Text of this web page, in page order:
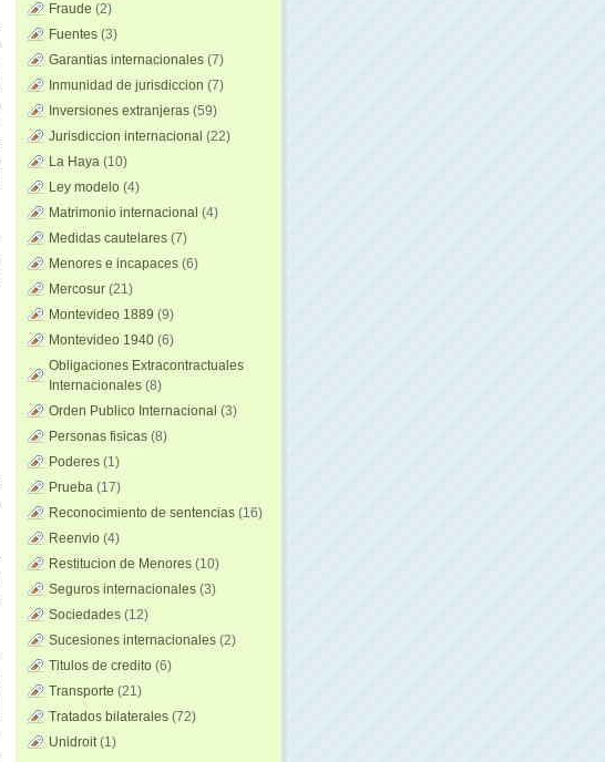
Fraude (2)
Fuentes (3)
Garantias internacionales (7)
Inmunidad de jurisdiccion (7)
Inversiones extranjeras (59)
Jurisdiccion internacional (22)
La Haya (10)
Ley modelo (4)
Matrimonio internacional (4)
Medidas cautelares (7)
Menores e incapaces (6)
Mercosur (21)
Montevideo 1889 (9)
Montevideo 1940 (6)
Obligaciones Extracontractuales
Internacionales (8)
Orden Publico Internacional (3)
Personas fisicas (8)
Poderes (1)
Prueba (17)
Reconocimiento de sentencias (16)
Reenvio (4)
Restitucion de Menores (10)
Seguros internacionales (3)
Sociedades (12)
Sucesiones internacionales (2)
Titulos de credito (6)
Transporte (21)
Tratados bilaterales (72)
Unidroit (1)